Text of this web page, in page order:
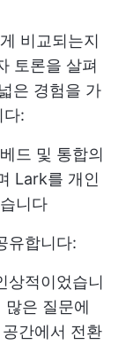
비교되는지
토론을 살펴
은 경험을 가
다:
드 및 통합의
Lark를 개인
니다
유합니다:
상적이었습니
많은 질문에
간에서 전환